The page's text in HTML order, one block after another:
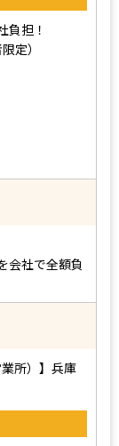
担！
定）
会社で全額負
所）】兵庫